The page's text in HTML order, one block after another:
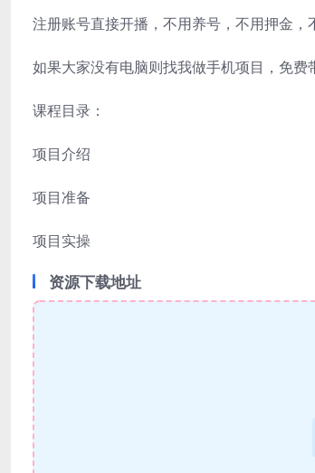
注册账号直接开播，不用养号，不用押金
如果大家没有电脑则找我做手机项目，免
课程目录：
项目介绍
项目准备
项目实操
资源下载地址